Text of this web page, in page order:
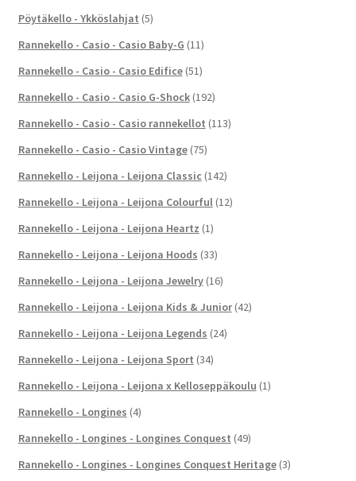
Pöytäkello - Ykköslahjat (5)
Rannekello - Casio - Casio Baby-G (11)
Rannekello - Casio - Casio Edifice (51)
Rannekello - Casio - Casio G-Shock (192)
Rannekello - Casio - Casio rannekellot (113)
Rannekello - Casio - Casio Vintage (75)
Rannekello - Leijona - Leijona Classic (142)
Rannekello - Leijona - Leijona Colourful (12)
Rannekello - Leijona - Leijona Heartz (1)
Rannekello - Leijona - Leijona Hoods (33)
Rannekello - Leijona - Leijona Jewelry (16)
Rannekello - Leijona - Leijona Kids & Junior (42)
Rannekello - Leijona - Leijona Legends (24)
Rannekello - Leijona - Leijona Sport (34)
Rannekello - Leijona - Leijona x Kelloseppäkoulu (1)
Rannekello - Longines (4)
Rannekello - Longines - Longines Conquest (49)
Rannekello - Longines - Longines Conquest Heritage (3)